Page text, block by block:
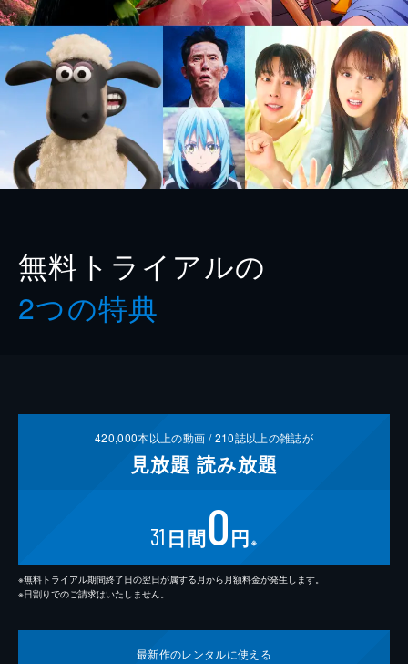
無料トライアルの
2つの特典
420,000本以上の動画 /210誌以上の雑誌が
見放題 読み放題
31 日間0円 ※
※無料トライアル期間終了日の翌日が属する月から月額料金が発生します。
※日割りでのご請求はいたしません。
最新作のレンタルに使える